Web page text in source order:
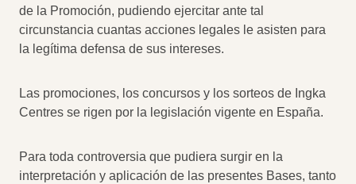
de la Promoción, pudiendo ejercitar ante tal
circunstancia cuantas acciones legales le asisten para
la legítima defensa de sus intereses.
Las promociones, los concursos y los sorteos de Ingka
Centres se rigen por la legislación vigente en España.
Para toda controversia que pudiera surgir en la
interpretación y aplicación de las presentes Bases, tanto